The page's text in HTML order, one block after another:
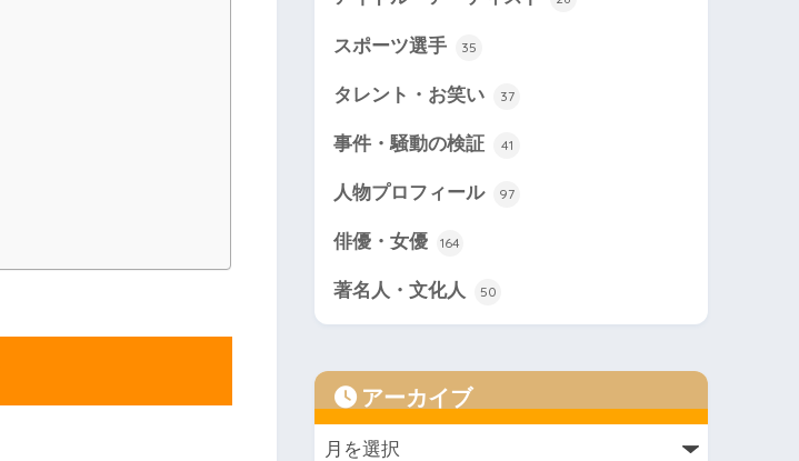
スポーツ選手 35
タレント・お笑い 37
事件・騒動の検証 41
人物プロフィール 97
俳優・女優 164
著名人・文化人 50
アーカイブ